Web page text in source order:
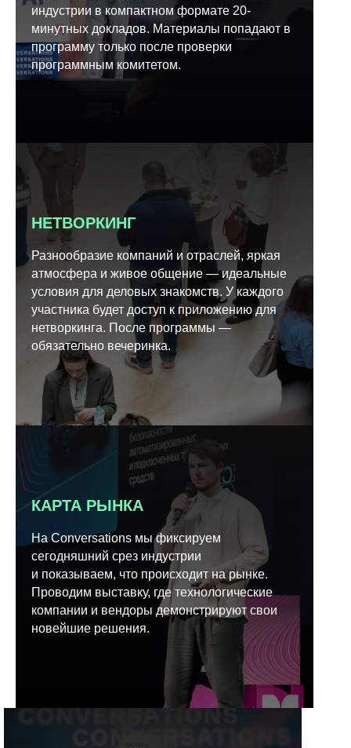
индустрии в компактном формате 20-
минутных докладов. Материалы попадают в
программу только после проверки
программным комитетом.
НЕТВОРКИНГ
Разнообразие компаний и отраслей, яркая
атмосфера и живое общение — идеальные
условия для деловых знакомств. У каждого
участника будет доступ к приложению для
нетворкинга. После программы —
обязательно вечеринка.
КАРТА РЫНКА
На Conversations мы фиксируем
сегодняшний срез индустрии
и показываем, что происходит на рынке.
Проводим выставку, где технологические
компании и вендоры демонстрируют свои
новейшие решения.